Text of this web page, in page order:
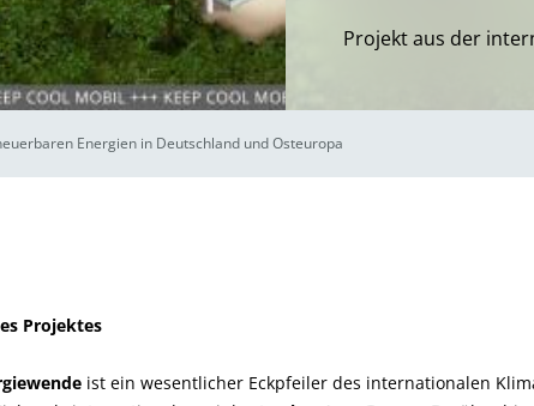
Projekt aus der
Energien in Deutschland und Osteuropa
Projektes
ist ein wesentlicher Eckpfeiler des internationalen